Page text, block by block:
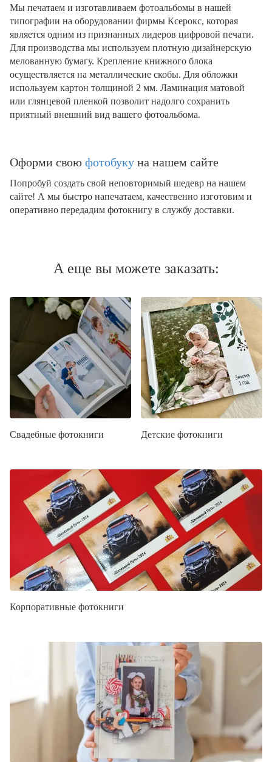
Мы печатаем и изготавливаем фотоальбомы в нашей
типографии на оборудовании фирмы Ксерокс, которая
является одним из признанных лидеров цифровой печати.
Для производства мы используем плотную дизайнерскую
мелованную бумагу. Крепление книжного блока
осуществляется на металлические скобы. Для обложки
используем картон толщиной 2 мм. Ламинация матовой
или глянцевой пленкой позволит надолго сохранить
приятный внешний вид вашего фотоальбома.
Оформи свою фотобуку на нашем сайте
Попробуй создать свой неповторимый шедевр на нашем
сайте! А мы быстро напечатаем, качественно изготовим и
оперативно передадим фотокнигу в службу доставки.
А еще вы можете заказать:
Свадебные фотокниги Детские фотокниги
Корпоративные фотокниги